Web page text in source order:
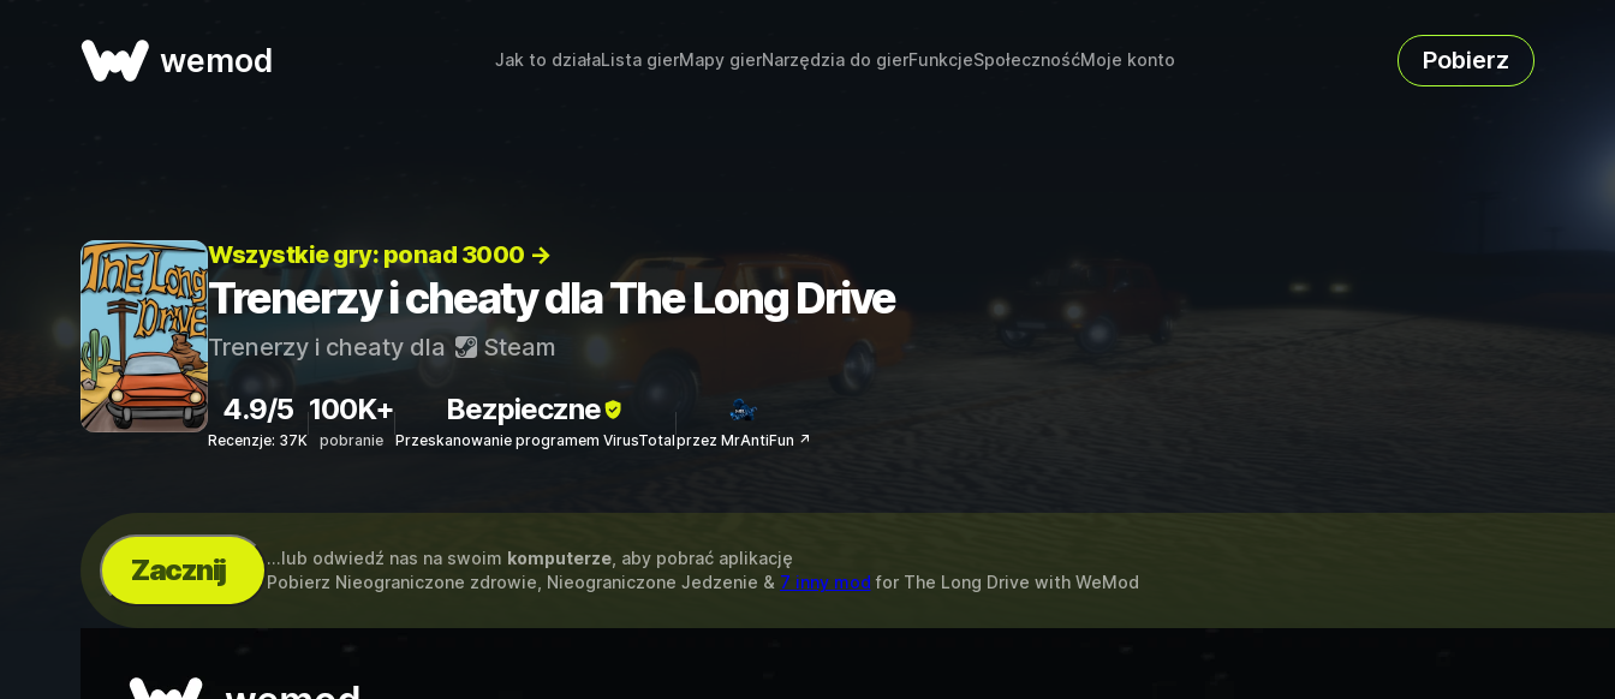
wemod Jak to działaLista gierMapy gierNarzędzia do gierFunkcjeSpołecznośćMoje konto Pobierz
Wszystkie gry: ponad 3000 →
Trenerzy i cheaty dla The Long Drive
Trenerzy i cheaty dla Steam
4.9/5
Recenzje: 37K
100K+
pobranie
Bezpieczne
Przeskanowanie programem VirusTotalprzez MrAntiFun ↗
Zacznij ...lub odwiedź nas na swoim komputerze, aby pobrać aplikację
Pobierz Nieograniczone zdrowie, Nieograniczone Jedzenie & 7 inny mod for The Long Drive with WeMod